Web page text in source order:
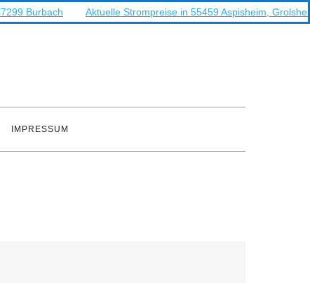
Burbach
Aktuelle Strompreise in 55459 Aspisheim,
IMPRESSUM